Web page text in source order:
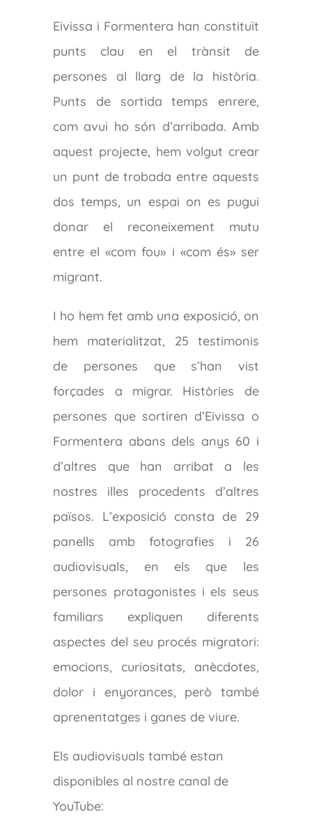
Eivissa i Formentera han constituït
punts clau en el trànsit de
persones al llarg de la història.
Punts de sortida temps enrere,
com avui ho són d’arribada. Amb
aquest projecte, hem volgut crear
un punt de trobada entre aquests
dos temps, un espai on es pugui
donar el reconeixement mutu
entre el «com fou» i «com és» ser
migrant.
I ho hem fet amb una exposició, on
hem materialitzat, 25 testimonis
de persones que s’han vist
forçades a migrar. Històries de
persones que sortiren d’Eivissa o
Formentera abans dels anys 60 i
d’altres que han arribat a les
nostres illes procedents d’altres
països. L’exposició consta de 29
panells amb fotografies i 26
audiovisuals, en els que les
persones protagonistes i els seus
familiars expliquen diferents
aspectes del seu procés migratori:
emocions, curiositats, anècdotes,
dolor i enyorances, però també
aprenentatges i ganes de viure.
Els audiovisuals també estan
disponibles al nostre canal de
YouTube: